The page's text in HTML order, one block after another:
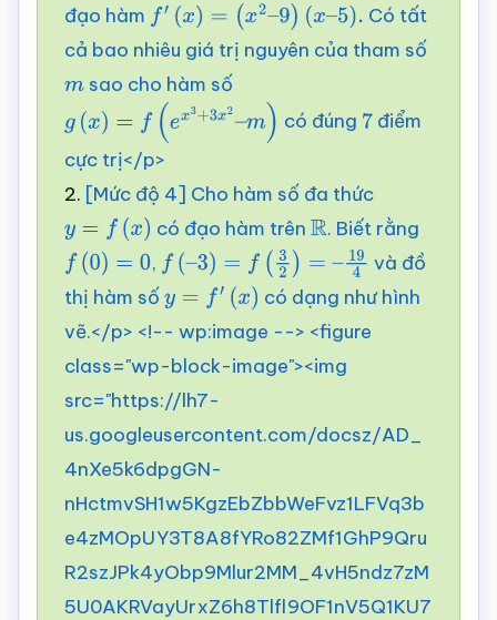
đạo hàm f′( x)= (x2 –9)(x– 5).
Có tất
cả bao nhiêu giá trị nguyên của tham số
msao cho hàm số
g (x)=f( ex 3 +3 2– m) có đúng 7điểm
cực trị</p>
2. [Mức độ 4] Cho hàm số đa thức
y =f( x ) có đạo hàm trênR . Biết rằng
f( 0)= 0 , f( –3)=f( 32)=– 194
và đồ
thị hàm số y =f′ (x
có dạng như hình
vẽ.</p> <!-- wp:image --> <figure
class="wp-block-image"><img
src="https://lh7-
us.googleusercontent.com/docsz/AD_
4nXe5k6dpgGN-
nHctmvSH1w5KgzEbZbbWeFvz1LFVq3b
e4zMOpUY3T8A8fYRo82ZMf1GhP9Qru
R2szJPk4yObp9Mlur2MM_4vH5ndz7zM
5U0AKRVayUrxZ6h8Tlfl9OF1nV5Q1KU7